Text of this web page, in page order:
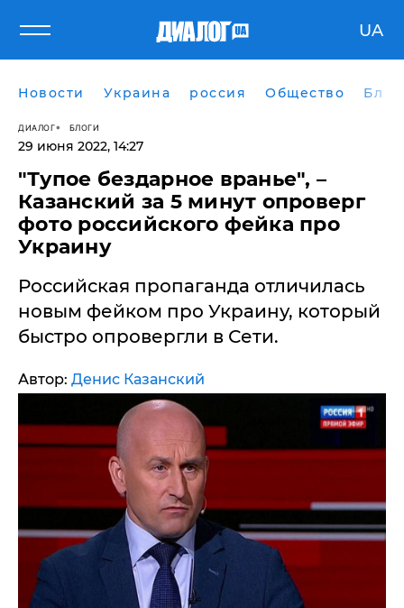
UA
Новости Украина россия Общество
ДИАЛОГ БЛОГИ
29 июня 2022, 14:27
"Тупое бездарное вранье", –
Казанский за 5 минут опроверг
фото российского фейка про
Украину
Российская пропаганда отличилась
новым фейком про Украину, который
быстро опровергли в Сети.
Автор: Денис Казанский